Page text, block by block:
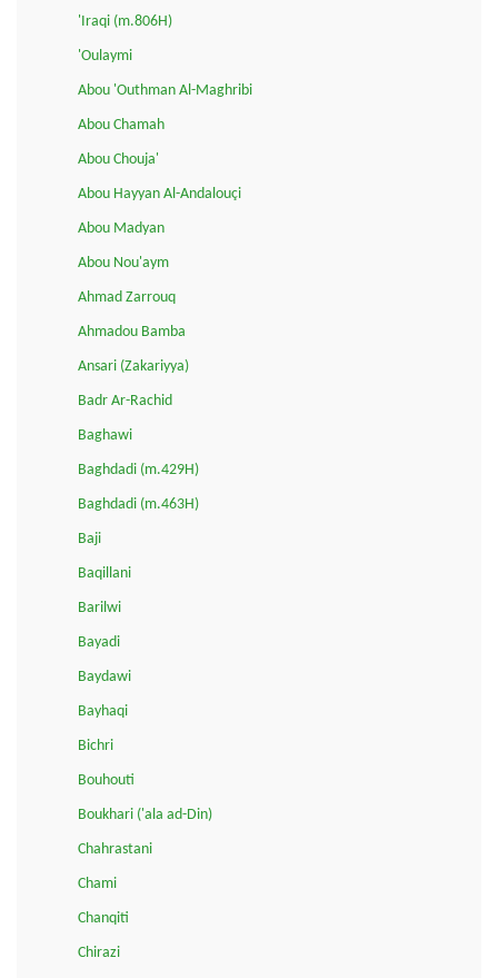
'Iraqi (m.806H)
'Oulaymi
Abou 'Outhman Al-Maghribi
Abou Chamah
Abou Chouja'
Abou Hayyan Al-Andalouçi
Abou Madyan
Abou Nou'aym
Ahmad Zarrouq
Ahmadou Bamba
Ansari (Zakariyya)
Badr Ar-Rachid
Baghawi
Baghdadi (m.429H)
Baghdadi (m.463H)
Baji
Baqillani
Barilwi
Bayadi
Baydawi
Bayhaqi
Bichri
Bouhouti
Boukhari ('ala ad-Din)
Chahrastani
Chami
Chanqiti
Chirazi